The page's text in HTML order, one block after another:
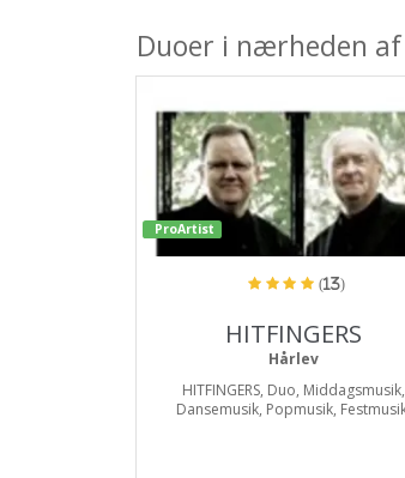
Duoer i nærheden af
ProArtist
(13)
HITFINGERS
Hårlev
HITFINGERS, Duo, Middagsmusik,
Dansemusik, Popmusik,